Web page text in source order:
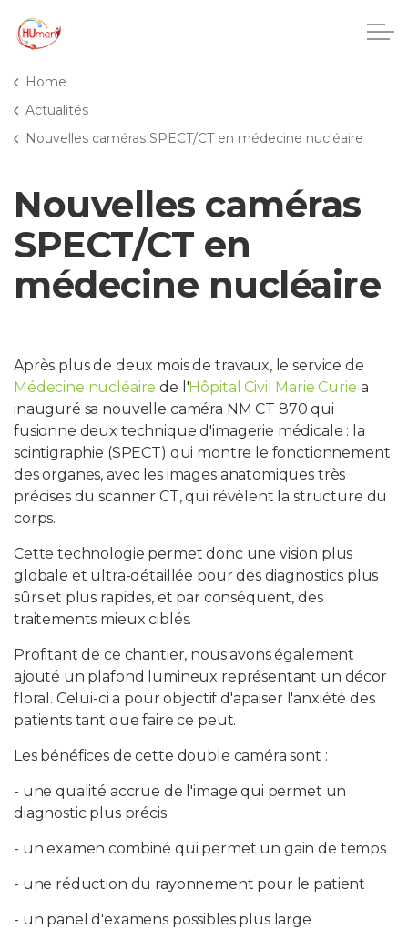
CHU Charleroi-Chimay
Maisons de repos
Crèches
Pôle enfance et adolescence
HUmani
PROFESSIONNELS DE LA SANTÉ
JOBS ET STAGES
RGPD
071 92 11 11
Home
Actualités
Nouvelles caméras SPECT/CT en médecine nucléaire
Nouvelles caméras
SPECT/CT en
médecine nucléaire
Après plus de deux mois de travaux, le service de
Médecine nucléaire de l'Hôpital Civil Marie Curie a
inauguré sa nouvelle caméra NM CT 870 qui
fusionne deux technique d'imagerie médicale : la
scintigraphie (SPECT) qui montre le fonctionnement
des organes, avec les images anatomiques très
précises du scanner CT, qui révèlent la structure du
corps.
Cette technologie permet donc une vision plus
globale et ultra-détaillée pour des diagnostics plus
sûrs et plus rapides, et par conséquent, des
traitements mieux ciblés.
Profitant de ce chantier, nous avons également
ajouté un plafond lumineux représentant un décor
floral. Celui-ci a pour objectif d'apaiser l'anxiété des
patients tant que faire ce peut.
Les bénéfices de cette double caméra sont :
- une qualité accrue de l'image qui permet un
diagnostic plus précis
- un examen combiné qui permet un gain de temps
- une réduction du rayonnement pour le patient
- un panel d'examens possibles plus large